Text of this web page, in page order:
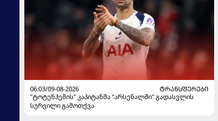
06:03/09-08-2026
ᲢᲠᲐᲜᲡᲤᲔᲠᲔᲑᲘ
"ტოტენჰემის" კაპიტანმა "არსენალში" გადასვლის
სურვილი გამოთქვა